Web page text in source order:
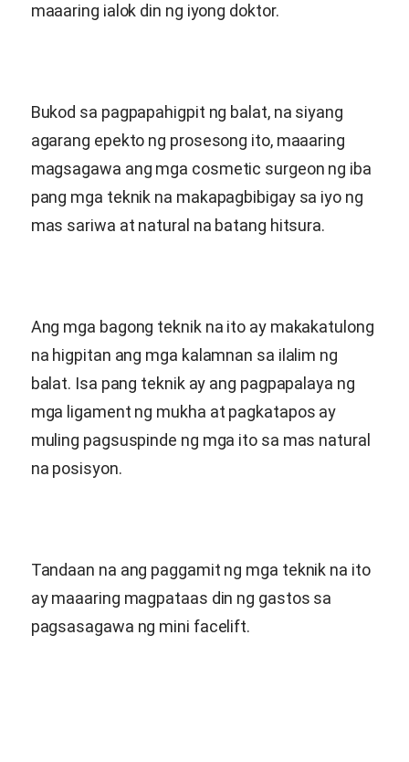
maaaring ialok din ng iyong doktor.
Bukod sa pagpapahigpit ng balat, na siyang
agarang epekto ng prosesong ito, maaaring
magsagawa ang mga cosmetic surgeon ng iba
pang mga teknik na makapagbibigay sa iyo ng
mas sariwa at natural na batang hitsura.
Ang mga bagong teknik na ito ay makakatulong
na higpitan ang mga kalamnan sa ilalim ng
balat. Isa pang teknik ay ang pagpapalaya ng
mga ligament ng mukha at pagkatapos ay
muling pagsuspinde ng mga ito sa mas natural
na posisyon.
Tandaan na ang paggamit ng mga teknik na ito
ay maaaring magpataas din ng gastos sa
pagsasagawa ng mini facelift.